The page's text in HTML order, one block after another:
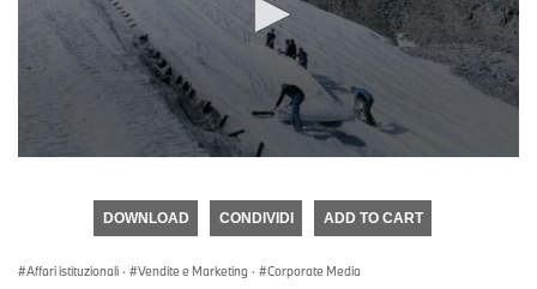
DOWNLOAD CONDIVIDI ADD TO CART
Affari istituzionali · Vendite e Marketing · Corporate Media